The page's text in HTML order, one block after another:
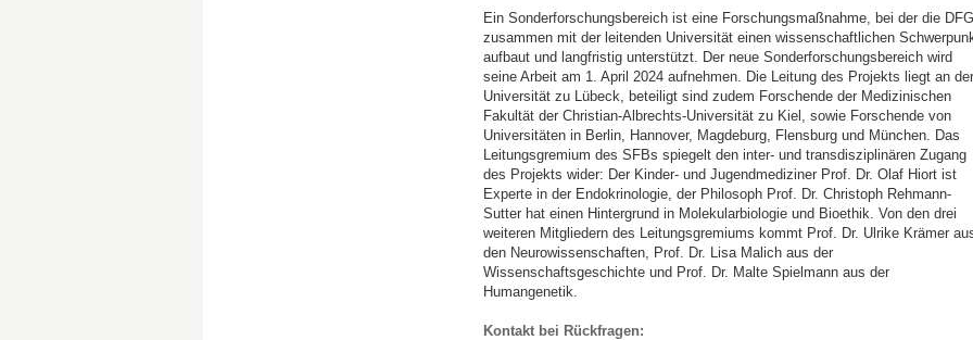
Ein Sonderforschungsbereich ist eine Forschungsmaßnahme, bei der die DFG
zusammen mit der leitenden Universität einen wissenschaftlichen
aufbaut und langfristig unterstützt. Der neue Sonderforschungsbereich wird
seine Arbeit am 1. April 2024 aufnehmen. Die Leitung des Projekts liegt an der
Universität zu Lübeck, beteiligt sind zudem Forschende der Medizinischen
Fakultät der Christian-Albrechts-Universität zu Kiel, sowie Forschende von
Universitäten in Berlin, Hannover, Magdeburg, Flensburg und München. Das
Leitungsgremium des SFBs spiegelt den inter- und transdisziplinären Zugang
des Projekts wider: Der Kinder- und Jugendmediziner Prof. Dr. Olaf Hiort ist
Experte in der Endokrinologie, der Philosoph Prof. Dr. Christoph Rehmann-
Sutter hat einen Hintergrund in Molekularbiologie und Bioethik. Von den drei
weiteren Mitgliedern des Leitungsgremiums kommt Prof. Dr. Ulrike Krämer
den Neurowissenschaften, Prof. Dr. Lisa Malich aus der
Wissenschaftsgeschichte und Prof. Dr. Malte Spielmann aus der
Humangenetik.
Kontakt bei Rückfragen: